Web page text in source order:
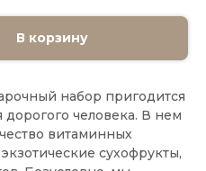
В корзину
набор пригодится
человека. В нем
витаминных
сухофрукты,